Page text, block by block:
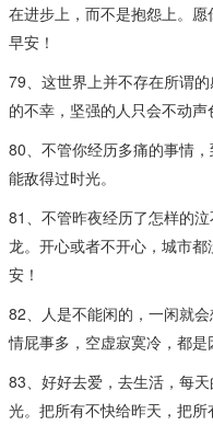
在进步上，而不是抱怨上。愿
早安！
79、这世界上并不存在所谓
的不幸，坚强的人只会不动声
80、不管你经历多痛的事情
能敌得过时光。
81、不管昨夜经历了怎样的
龙。开心或者不开心，城市
安！
82、人是不能闲的，一闲就
情屁事多，空虚寂寞冷，都是
83、好好去爱，去生活，每
光。把所有不快给昨天，把所